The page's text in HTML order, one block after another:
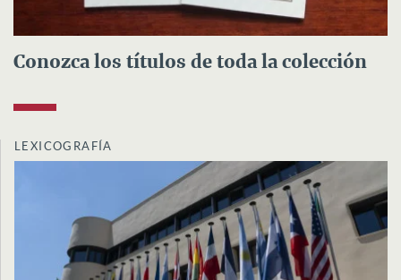
Conozca los títulos de toda la colección
LEXICOGRAFÍA